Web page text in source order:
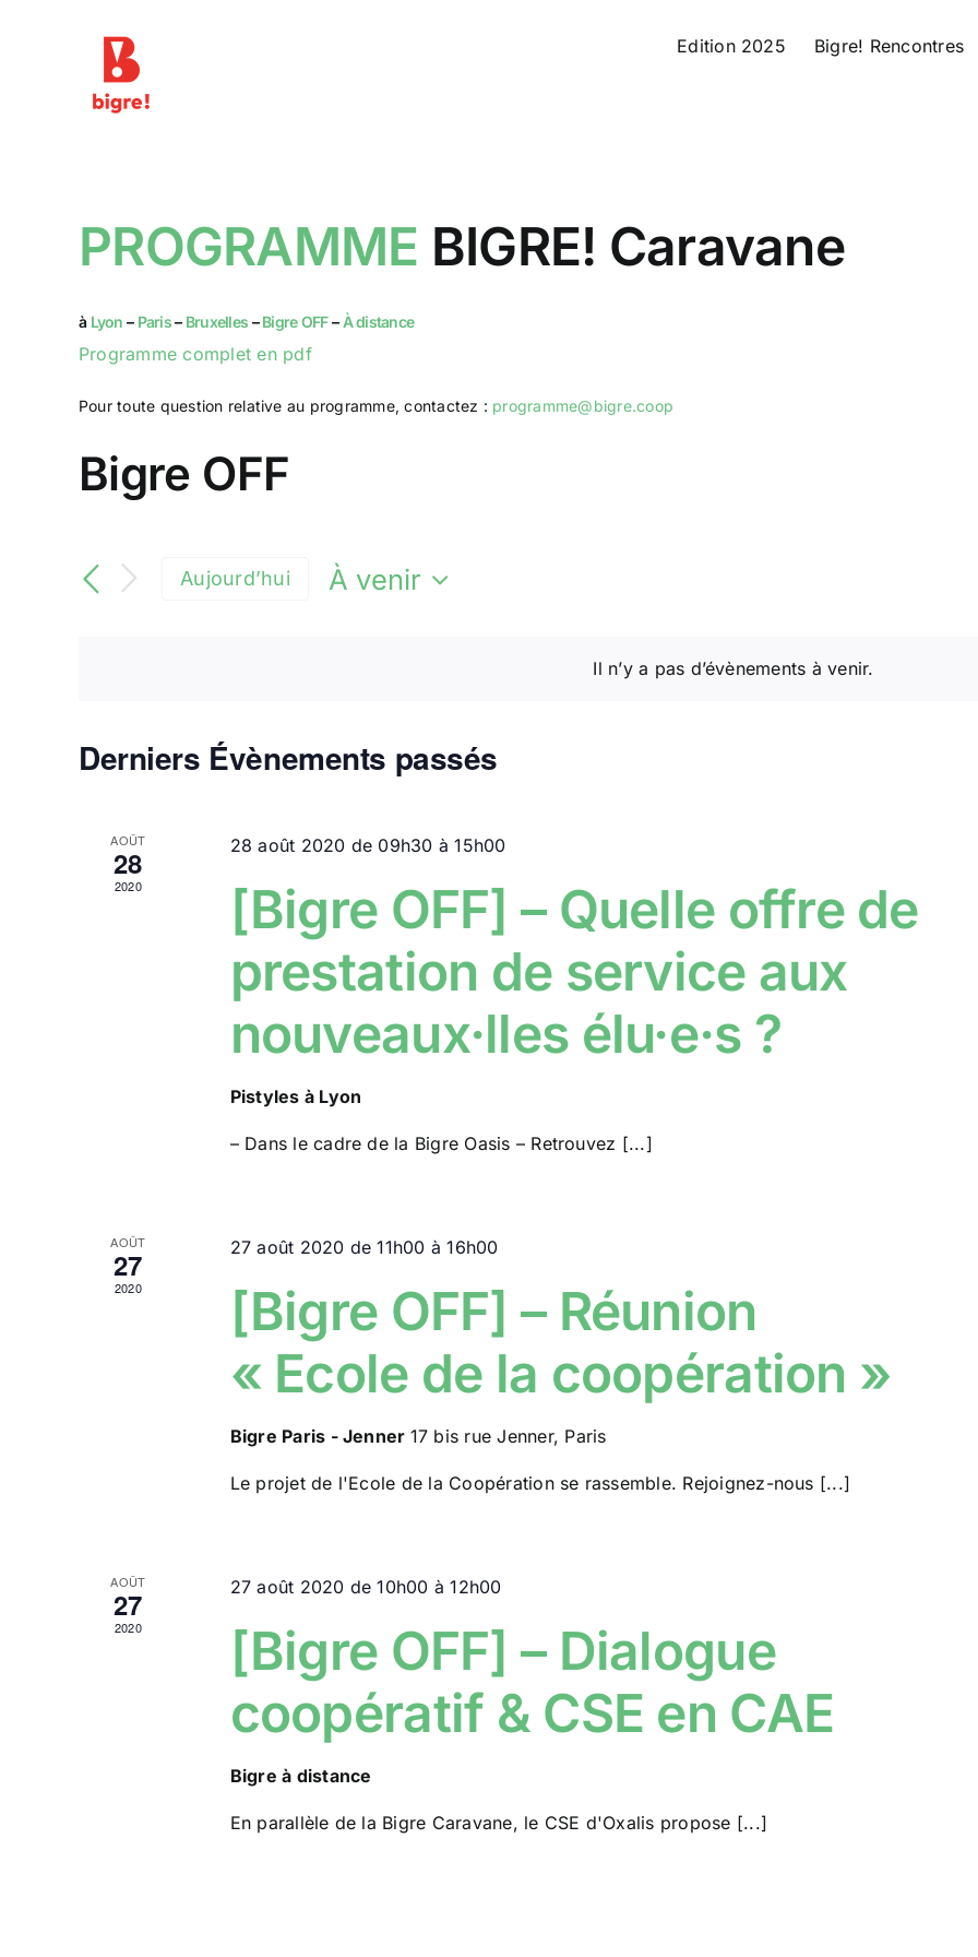
Edition 2025 Bigre! Rencontres
PROGRAMME BIGRE! Caravane
à Lyon – Paris– Bruxelles –Bigre OFF– À distance
Programme complet en pdf
Pour toute question relative au programme, contactez : programme@bigre.coop
Il n’y a pas d’évènements à venir.
Bigre OFF
Aujourd’hui
À venir
Derniers Évènements passés
AOÛT
28
2020
28 août 2020 de 09h30 à15h00
[Bigre OFF] – Quelle offre de
prestation de service aux
nouveaux·lles élu·e·s ?
Pistyles à Lyon
– Dans le cadre de la Bigre Oasis – Retrouvez [...]
AOÛT
27
2020
27 août 2020 de 11h00 à16h00
[Bigre OFF] – Réunion
« Ecole de la coopération »
Bigre Paris - Jenner 17 bis rue Jenner, Paris
Le projet de l'Ecole de la Coopération se rassemble. Rejoignez-nous [...]
AOÛT
27
2020
27 août 2020 de 10h00 à12h00
[Bigre OFF] – Dialogue
coopératif & CSE en CAE
Bigre à distance
En parallèle de la Bigre Caravane, le CSE d'Oxalis propose [...]